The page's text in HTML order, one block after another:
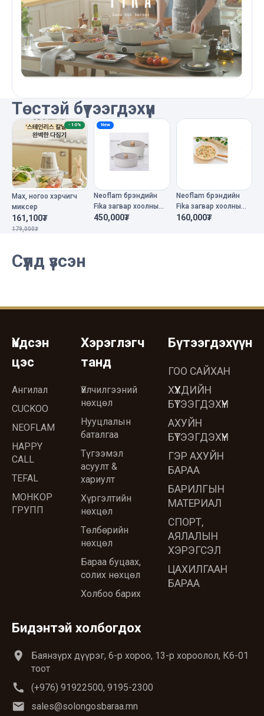
Төстэй бүтээгдэхүүн
- 10%
Мах, ногоо хэрчигч
миксер
161,100₮
179,000₮
New
Neoflam брэндийн
Fika загвар хоолны
сав 26см+26см
450,000₮
Neoflam брэндийн
Fika загвар хоолны
сав 26см
160,000₮
Сүүлд үзсэн
Үндсэн
цэс
Ангилал
CUCKOO
NEOFLAM
HAPPY
CALL
TEFAL
МОНКОР
ГРУПП
Хэрэглэгч
танд
Үйлчилгээний
нөхцөл
Нууцлалын
баталгаа
Түгээмэл
асуулт &
хариулт
Хүргэлтийн
нөхцөл
Төлбөрийн
нөхцөл
Бараа буцаах,
солих нөхцөл
Холбоо барих
Бүтээгдэхүүн
ГОО САЙХАН
ХҮҮХДИЙН
БҮТЭЭГДЭХҮҮН
АХУЙН
БҮТЭЭГДЭХҮҮН
ГЭР АХУЙН
БАРАА
БАРИЛГЫН
МАТЕРИАЛ
СПОРТ,
АЯЛАЛЫН
ХЭРЭГСЭЛ
ЦАХИЛГААН
БАРАА
Бидэнтэй холбогдох
location_on
Баянзүрх дүүрэг, 6-р хороо, 13-р хороолол, К6-01
тоот
call (+976) 91922500, 9195-2300
email sales@solongosbaraa.mn